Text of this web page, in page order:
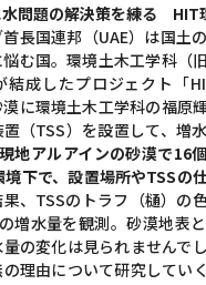
問題の解決策を練る HIT
長国連邦（UAE）は国土
む国。環境土木工学科（
結成したプロジェクト「
に環境土木工学科の福原
（TSS）を設置して、増
地アルアインの砂漠で16
下で、設置場所やTSSの
果、TSSのトラフ（樋）の
増水量を観測。砂漠地表
の変化は見られませんで
理由について研究してい